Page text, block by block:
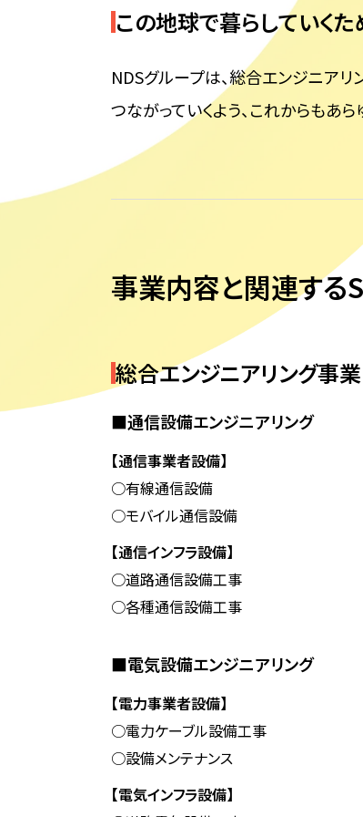
この地球で暮らしていく
NDSグループは、総合エンジニア
つながっていくよう、これからもあ
事業内容と関連する
総合エンジニアリング事業
■通信設備エンジニアリング
【通信事業者設備】
○有線通信設備
○モバイル通信設備
【通信インフラ設備】
○道路通信設備工事
○各種通信設備工事
■電気設備エンジニアリング
【電力事業者設備】
○電力ケーブル設備工事
○設備メンテナンス
【電気インフラ設備】